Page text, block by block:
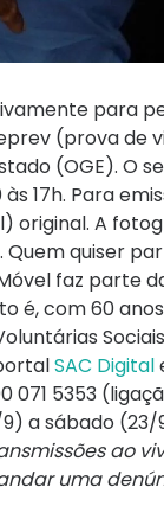
para
(prova de
(OGE). O
17h. Para
original. A
quiser
faz parte
é, com 60
SAC Digital
5353
a sábado (23/
ao
uma